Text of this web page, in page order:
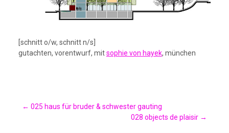
[schnitt o/w, schnitt n/s]
gutachten, vorentwurf, mitsophie von hayek, münchen
Post
← 025 haus für bruder & schwester gauting
028 objects de plaisir →